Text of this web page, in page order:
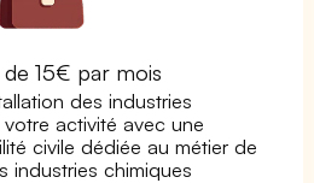
15€ par mois
des industries
activité avec une
civile dédiée au métier de
industries chimiques